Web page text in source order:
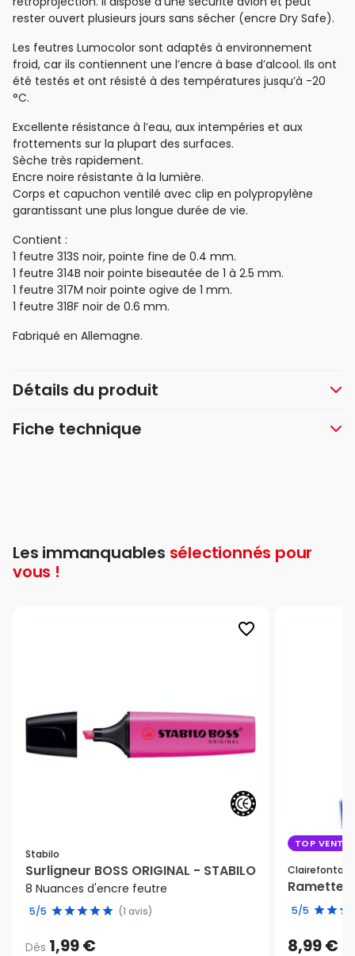
rester ouvert plusieurs jours sans sécher (encre Dry Safe).
Les feutres Lumocolor sont adaptés à environnement
froid, car ils contiennent une l’encre à base d’alcool. Ils ont
été testés et ont résisté à des températures jusqu’à -20
°C.
Excellente résistance à l’eau, aux intempéries et aux
frottements sur la plupart des surfaces.
Sèche très rapidement.
Encre noire résistante à la lumière.
Corps et capuchon ventilé avec clip en polypropylène
garantissant une plus longue durée de vie.
Contient :
1 feutre 313S noir, pointe fine de 0.4 mm.
1 feutre 314B noir pointe biseautée de 1 à 2.5 mm.
1 feutre 317M noir pointe ogive de 1 mm.
1 feutre 318F noir de 0.6 mm.
Fabriqué en Allemagne.
Détails du produit
Fiche technique
Les immanquables sélectionnés pour
vous !
favorite_border
Stabilo
Surligneur BOSS ORIGINAL - STABILO
8 Nuances d'encre feutre
5/5 (1 avis)
Dès 1,99 €
TOP VENTE
Ramette
5/5
8,99 €